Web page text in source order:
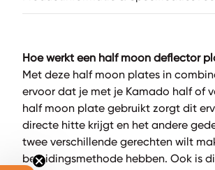
Hoe werkt een half moon deflector
Met deze half moon plates in
ervoor dat je met je Kamado half of
half moon plate gebruikt zorgt dit
directe hitte krijgt en het andere
twee verschillende gerechten wilt
bereidingsmethode hebben. Ook is